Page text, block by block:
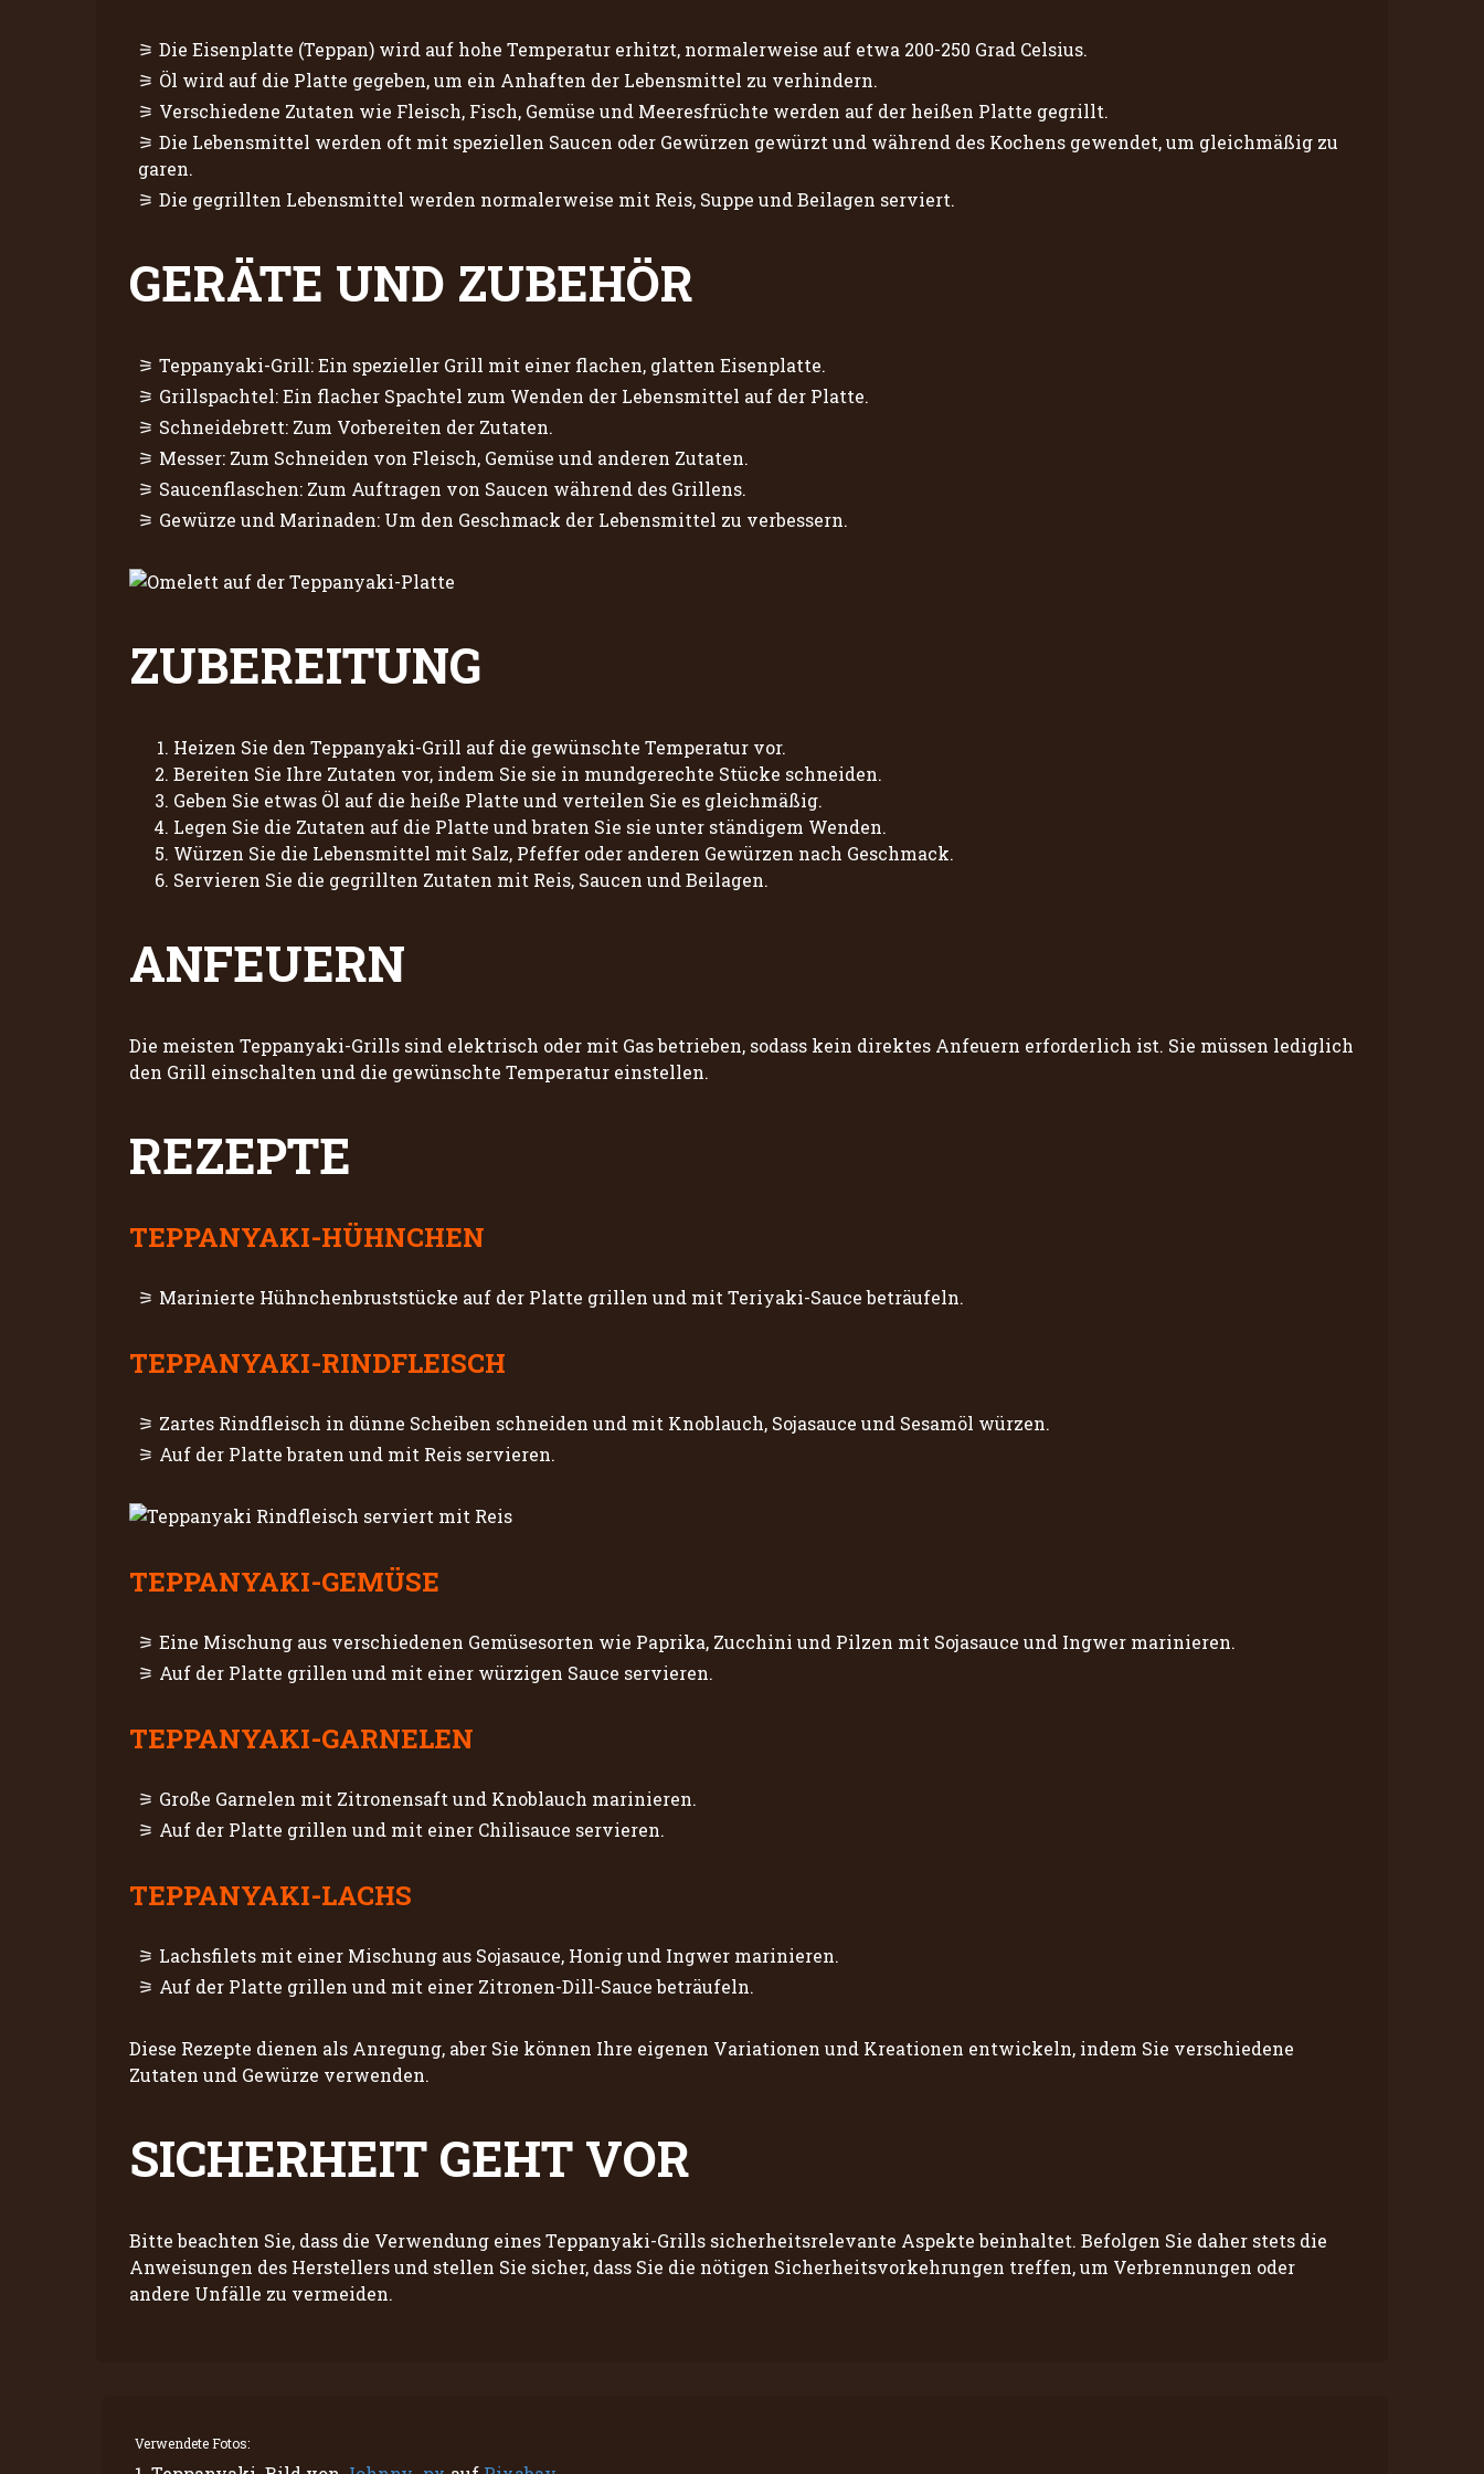
Die Eisenplatte (Teppan) wird auf hohe Temperatur erhitzt, normalerweise auf etwa 200-250 Grad Celsius.
Öl wird auf die Platte gegeben, um ein Anhaften der Lebensmittel zu verhindern.
Verschiedene Zutaten wie Fleisch, Fisch, Gemüse und Meeresfrüchte werden auf der heißen Platte gegrillt.
Die Lebensmittel werden oft mit speziellen Saucen oder Gewürzen gewürzt und während des Kochens gewendet, um gleichmäßig zu
garen.
Die gegrillten Lebensmittel werden normalerweise mit Reis, Suppe und Beilagen serviert.
GERÄTE UND ZUBEHÖR
Teppanyaki-Grill: Ein spezieller Grill mit einer flachen, glatten Eisenplatte.
Grillspachtel: Ein flacher Spachtel zum Wenden der Lebensmittel auf der Platte.
Schneidebrett: Zum Vorbereiten der Zutaten.
Messer: Zum Schneiden von Fleisch, Gemüse und anderen Zutaten.
Saucenflaschen: Zum Auftragen von Saucen während des Grillens.
Gewürze und Marinaden: Um den Geschmack der Lebensmittel zu verbessern.
ZUBEREITUNG
Heizen Sie den Teppanyaki-Grill auf die gewünschte Temperatur vor.
Bereiten Sie Ihre Zutaten vor, indem Sie sie in mundgerechte Stücke schneiden.
Geben Sie etwas Öl auf die heiße Platte und verteilen Sie es gleichmäßig.
Legen Sie die Zutaten auf die Platte und braten Sie sie unter ständigem Wenden.
Würzen Sie die Lebensmittel mit Salz, Pfeffer oder anderen Gewürzen nach Geschmack.
Servieren Sie die gegrillten Zutaten mit Reis, Saucen und Beilagen.
ANFEUERN
Die meisten Teppanyaki-Grills sind elektrisch oder mit Gas betrieben, sodass kein direktes Anfeuern erforderlich ist. Sie müssen lediglich
den Grill einschalten und die gewünschte Temperatur einstellen.
REZEPTE
TEPPANYAKI-HÜHNCHEN
Marinierte Hühnchenbruststücke auf der Platte grillen und mit Teriyaki-Sauce beträufeln.
TEPPANYAKI-RINDFLEISCH
Zartes Rindfleisch in dünne Scheiben schneiden und mit Knoblauch, Sojasauce und Sesamöl würzen.
Auf der Platte braten und mit Reis servieren.
TEPPANYAKI-GEMÜSE
Eine Mischung aus verschiedenen Gemüsesorten wie Paprika, Zucchini und Pilzen mit Sojasauce und Ingwer marinieren.
Auf der Platte grillen und mit einer würzigen Sauce servieren.
TEPPANYAKI-GARNELEN
Große Garnelen mit Zitronensaft und Knoblauch marinieren.
Auf der Platte grillen und mit einer Chilisauce servieren.
TEPPANYAKI-LACHS
Lachsfilets mit einer Mischung aus Sojasauce, Honig und Ingwer marinieren.
Auf der Platte grillen und mit einer Zitronen-Dill-Sauce beträufeln.
Diese Rezepte dienen als Anregung, aber Sie können Ihre eigenen Variationen und Kreationen entwickeln, indem Sie verschiedene
Zutaten und Gewürze verwenden.
SICHERHEIT GEHT VOR
Bitte beachten Sie, dass die Verwendung eines Teppanyaki-Grills sicherheitsrelevante Aspekte beinhaltet. Befolgen Sie daher stets die
Anweisungen des Herstellers und stellen Sie sicher, dass Sie die nötigen Sicherheitsvorkehrungen treffen, um Verbrennungen oder
andere Unfälle zu vermeiden.
Verwendete Fotos: